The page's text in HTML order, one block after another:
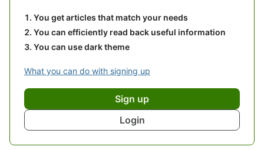
You get articles that match your needs
You can efficiently read back useful information
You can use dark theme
What you can do with signing up
Sign up
Login